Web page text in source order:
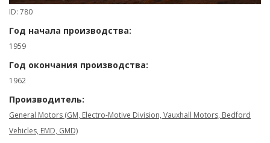
ID: 780
Год начала производства:
1959
Год окончания производства:
1962
Производитель:
General Motors (GM, Electro-Motive Division, Vauxhall Motors, Bedford
Vehicles, EMD, GMD)